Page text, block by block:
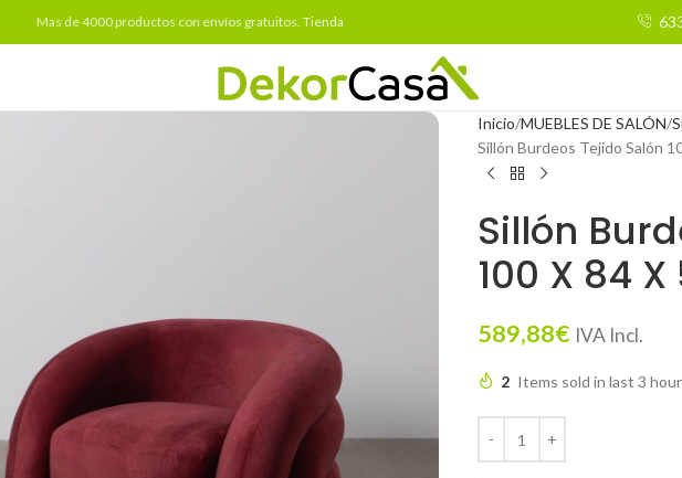
Mas de 4000 productos con envíos gratuitos. Tienda
Inicio MUEBLES DE SALÓN
Sillón Burdeos Tejido Salón
Sillón
100 X 84
589,88€ IVA Incl.
2 Items sold in last 3